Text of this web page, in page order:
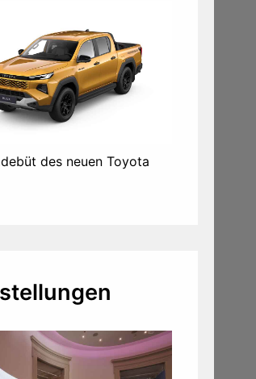
des neuen Toyota